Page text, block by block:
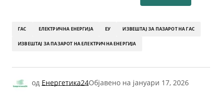
ГАС ЕЛЕКТРИЧНА ЕНЕРГИЈА ЕУ ИЗВЕШТАЈ ЗА ПАЗАРОТ НА ГАС
ИЗВЕШТАЈ ЗА ПАЗАРОТ НА ЕЛЕКТРИЧНА ЕНЕРГИЈА
од Енергетика24Објавено на јануари 17, 2026